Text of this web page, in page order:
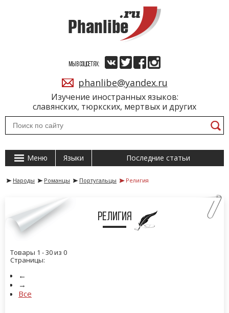
Изучение иностранных языков:
славянских, тюркских, мертвых и других
МЫ В СОЦСЕТЯХ:
phanlibe@yandex.ru
Меню Языки Последние статьи
Народы Романцы Португальцы Религия
Религия
Товары 1 - 30 из 0
Страницы:
←
→
Все